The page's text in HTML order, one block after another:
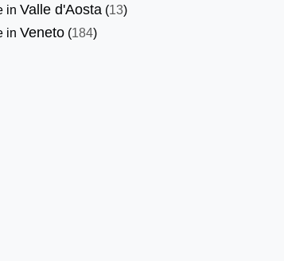
in Valle d'Aosta (13)
in Veneto (184)